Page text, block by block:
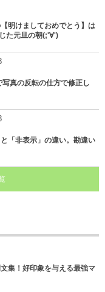
明けましておめでとう】は
た元旦の朝(;'∀')
真の反転の仕方で修正し
「非表示」の違い。勘違い
集！好印象を与える最強マ